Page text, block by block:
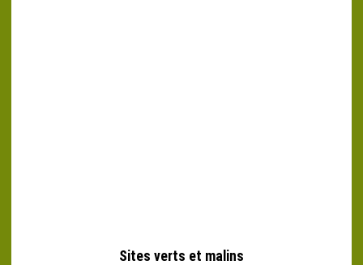
Sites verts et malins